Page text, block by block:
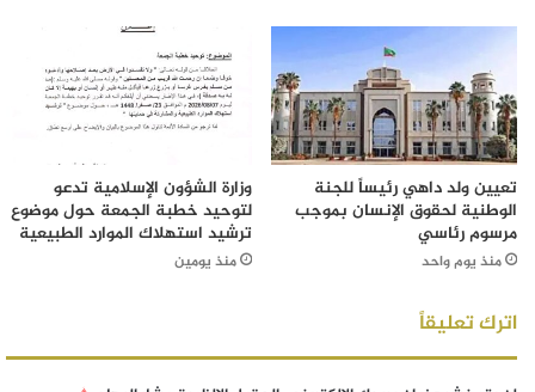
تعيين ولد داهي رئيساً للجنة
الوطنية لحقوق الإنسان بموجب
مرسوم رئاسي
منذ يوم واحد
وزارة الشؤون الإسلامية تدعو
لتوحيد خطبة الجمعة حول موضوع
ترشيد استهلاك الموارد الطبيعية
منذ يومين
اترك تعليقاً